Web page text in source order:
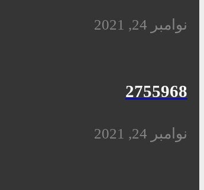
نوامبر 24, 2021
2755968
نوامبر 24, 2021